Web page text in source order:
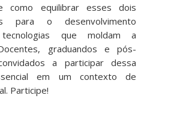
como equilibrar esses dois
para o desenvolvimento
que moldam a
graduandos e pós-
a participar dessa
em um contexto de
Participe!